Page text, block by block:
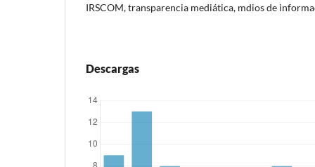
IRSCOM, transparencia mediática, mdios de
Descargas